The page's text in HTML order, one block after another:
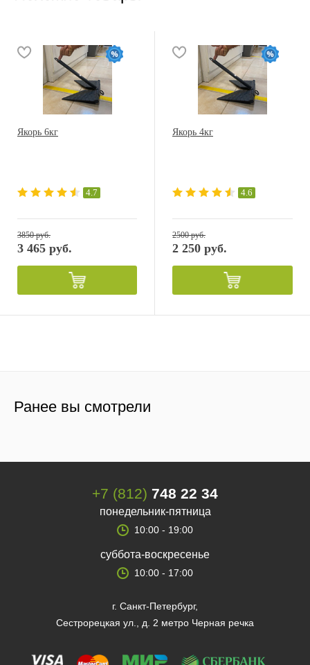
Якорь 6кг
4.7
3850 руб.
3 465 руб.
Якорь 4кг
4.6
2500 руб.
2 250 руб.
Ранее вы смотрели
+7 (812) 748 22 34
понедельник-пятница
10:00 - 19:00
суббота-воскресенье
10:00 - 17:00
г. Санкт-Петербург,
Сестрорецкая ул., д. 2 метро Черная речка